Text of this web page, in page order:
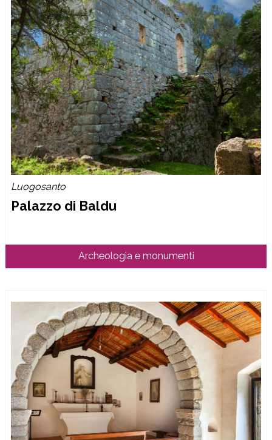
Luogosanto
Palazzo di Baldu
Archeologia e monumenti